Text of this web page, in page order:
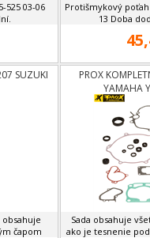
525 03-06
Protišmykový poťah
13 Doba
SUZUKI
obsahuje
čapom
PROX
YAMAHA
Sada obsahuje
ako je tesnenie